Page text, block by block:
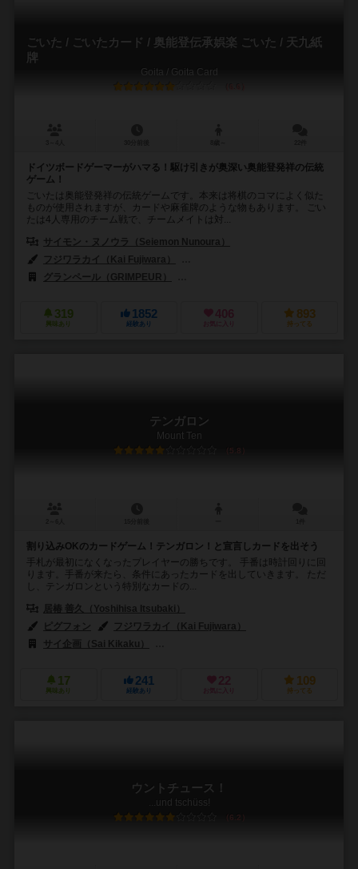
ごいた / ごいたカード / 奥能登伝承娯楽 ごいた / 天九紙
牌
Goita / Goita Card
ドイツボードゲーマーがハマる！駆け引きが奥深い奥能登発祥の伝統
ゲーム！
ごいたは奥能登発祥の伝統ゲームです。本来は将棋のコマによく似た
ものが使用されますが、カードや麻雀牌のような物もあります。 ごい
たは4人専用のチーム戦で、チームメイトは対...
サイモン・ヌノウラ（Seiemon Nunoura）
フジワラカイ（Kai Fujiwara）
グランペール（GRIMPEUR）
319
興味あり
1852
経験あり
406
お気に入り
893
持ってる
テンガロン
Mount Ten
5.8
割り込みOKのカードゲーム！テンガロン！と宣言しカードを出そう
手札が最初になくなったプレイヤーの勝ちです。 手番は時計回りに回
ります。手番が来たら、条件にあったカードを出していきます。 ただ
し、テンガロンという特別なカードの...
居椿 善久（Yoshihisa Itsubaki）
ピグフォン
フジワラカイ（Kai Fujiwara）
サイ企画（Sai Kikaku）
17
興味あり
241
経験あり
22
お気に入り
109
持ってる
ウントチュース！
...und tschüss!
6.2